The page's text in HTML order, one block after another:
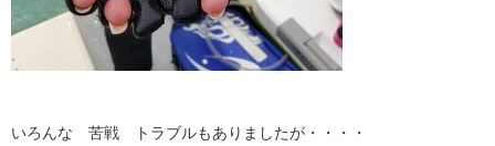
いろんな 苦戦 トラブルもありましたが・・・・